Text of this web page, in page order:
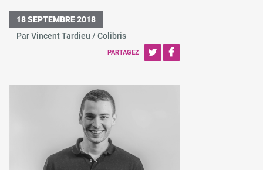
18 SEPTEMBRE 2018
Par Vincent Tardieu / Colibris
PARTAGEZ